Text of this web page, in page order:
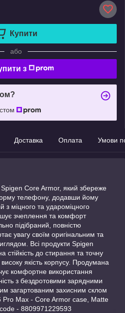
Купити
або
з
Доставка Оплата Умови
Core Armor, який збереже
телефону, додавши йому
з міцного та удароміцного
зчеплення та комфорт
підібраний, повністю
увагу своїм оригінальним та
Всі продукти Spigen
стійкість до стирання та точну
якість корпусу. Продумана
комфортне використання
з бездротовими зарядними
загартованим захисним склом
Pro Max - Core Armor case, Matte
- 8809971229593